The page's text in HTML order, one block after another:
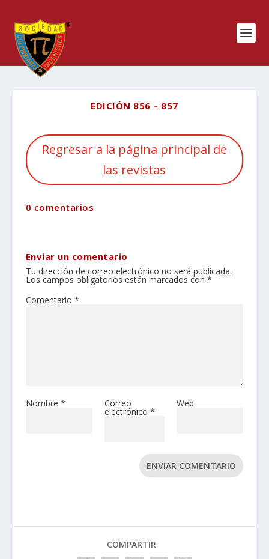
EDICIÓN 856 – 857
Regresar a la página principal de
las revistas
0 comentarios
Enviar un comentario
Tu dirección de correo electrónico no será publicada.
Los campos obligatorios están marcados con *
Comentario *
Nombre * Correo
electrónico *
Web
ENVIAR COMENTARIO
COMPARTIR